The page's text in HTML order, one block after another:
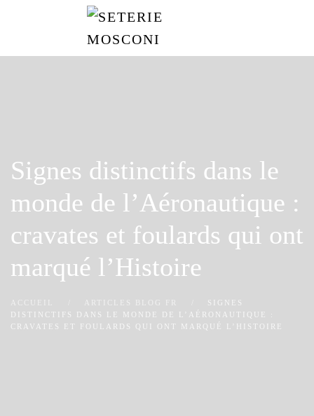
Signes distinctifs dans le
monde de l’Aéronautique :
cravates et foulards qui ont
marqué l’Histoire
ACCUEIL ARTICLES BLOG FR
SIGNES
DISTINCTIFS DANS LE MONDE DE L’AÉRONAUTIQUE :
CRAVATES ET FOULARDS QUI ONT MARQUÉ L’HISTOIRE